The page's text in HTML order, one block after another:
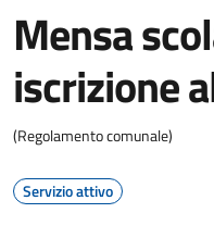
Mensa
iscrizione
(Regolamento comunale)
Servizio attivo